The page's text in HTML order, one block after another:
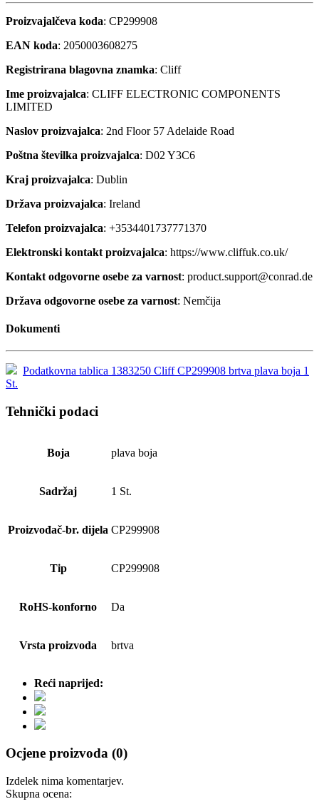
Proizvajalčeva koda: CP299908
EAN koda: 2050003608275
Registrirana blagovna znamka: Cliff
Ime proizvajalca: CLIFF ELECTRONIC COMPONENTS
LIMITED
Naslov proizvajalca: 2nd Floor 57 Adelaide Road
Poštna številka proizvajalca: D02 Y3C6
Kraj proizvajalca: Dublin
Država proizvajalca: Ireland
Telefon proizvajalca: +3534401737771370
Elektronski kontakt proizvajalca: https://www.cliffuk.co.uk/
Kontakt odgovorne osebe za varnost: product.support@conrad.de
Država odgovorne osebe za varnost: Nemčija
Dokumenti
Podatkovna tablica 1383250 Cliff CP299908 brtva plava boja 1
St.
Tehnički podaci
Boja plava boja
Sadržaj 1 St.
Proizvođač-br. dijela CP299908
Tip CP299908
RoHS-konforno Da
Vrsta proizvoda brtva
Reći naprijed:
Ocjene proizvoda (0)
Izdelek nima komentarjev.
Skupna ocena: